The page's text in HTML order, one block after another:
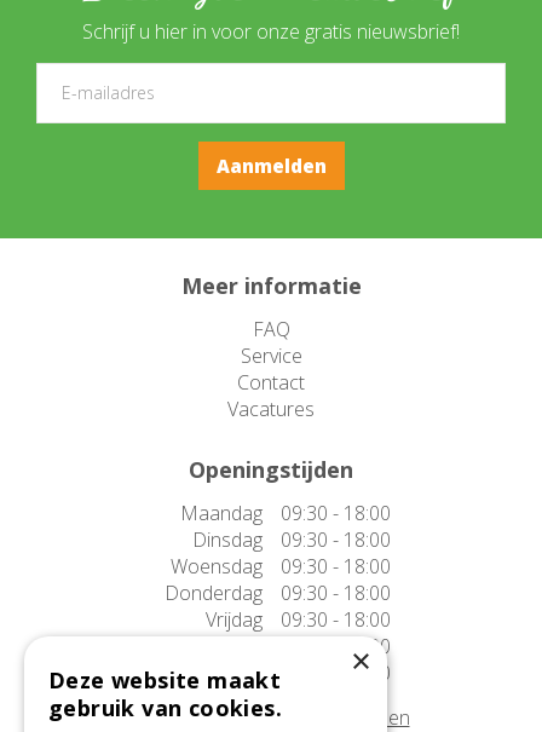
Schrijf u hier in voor onze gratis nieuwsbrief!
Meer informatie
FAQ
Service
Contact
Vacatures
Openingstijden
Maandag
09:30 - 18:00
Dinsdag
09:30 - 18:00
Woensdag
09:30 - 18:00
Donderdag
09:30 - 18:00
Vrijdag
09:30 - 18:00
Zaterdag
09:30 - 17:00
Zondag
10:00 - 17:00
Afwijkende openingstijden tonen
×
Deze website maakt
gebruik van cookies.